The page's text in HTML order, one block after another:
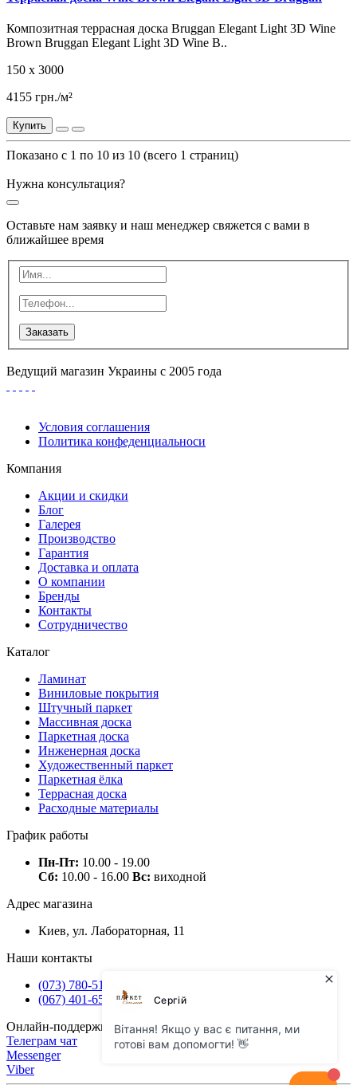
Композитная террасная доска Bruggan Elegant Light 3D Wine
Brown Bruggan Elegant Light 3D Wine B..
150 x 3000
4155 грн./м²
Купить
Показано с 1 по 10 из 10 (всего 1 страниц)
Нужна консультация?
Оставьте нам заявку и наш менеджер свяжется с вами в
ближайшее время
Заказать
Ведущий магазин Украины с 2005 года
Условия соглашения
Политика конфеденциальноси
Компания
Акции и скидки
Блог
Галерея
Производство
Гарантия
Доставка и оплата
О компании
Бренды
Контакты
Сотрудничество
Каталог
Ламинат
Виниловые покрытия
Штучный паркет
Массивная доска
Паркетная доска
Инженерная доска
Художественный паркет
Паркетная ёлка
Террасная доска
Расходные материалы
График работы
Пн-Пт: 10.00 - 19.00
Сб: 10.00 - 16.00 Вс: виходной
Адрес магазина
Киев, ул. Лабораторная, 11
Наши контакты
(073) 780-51-50
(067) 401-65-71
Онлайн-поддержка
Телеграм чат
Messenger
Viber